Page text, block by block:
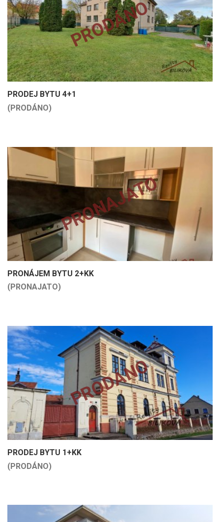
PRODÁNO
PRODEJ BYTU 4+1
(PRODÁNO)
PRONAJATO
PRONÁJEM BYTU 2+KK
(PRONAJATO)
PRODÁNO
PRODEJ BYTU 1+KK
(PRODÁNO)